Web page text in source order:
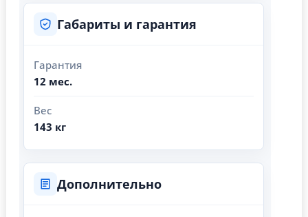
Габариты и гарантия
Гарантия
12 мес.
Вес
143 кг
Дополнительно